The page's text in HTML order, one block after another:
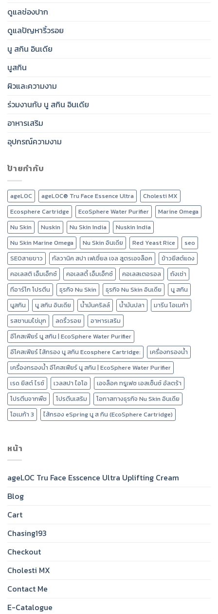
ดูแลช่องปาก
ดูแลปัญหาริ้วรอย
นู สกิน อินเดีย
นูสกิน
ผิวและความงาม
ร่วมงานกับ นู สกิน อินเดีย
อาหารเสริม
อุปกรณ์ความงาม
ป้ายกำกับ
ageLOC ageLOC® Tru Face Essence Ultra
Cholesti MX
Ecosphere Cartridge
EcoSphere Water Purifier
Marine Omega
Nu Skin
Nuskin Nu Skin India
Nuskin India
Nu Skin Marine Omega
Nu Skin อินเดีย Red Yeast Rice
seo
SEOสายขาว
กัลวานิค สปา เฟเชี่ยล เจล สูตรเอจล็อค
ข้าวยีสต์แดง
คอเลสติ เอ็มเอ็กซ์
คอเลสตี้ เอ็มเอ็กซ์ คอเลสเตอรอล
ถังเช่า
ทีอาร์โก โปรตีน
ธุรกิจ Nu Skin ธุรกิจ Nu Skin อินเดีย
นู สกิน
นูสกิน
นู สกิน อินเดีย น้ำมันคริลล์ น้ำมันปลา
มารีน โอเมก้า
รสชานมไข่มุก
ลดริ้วรอย
อาหารเสริม
อีโคสเฟียร์ นู สกิน | EcoSphere Water Purifier
อีโคสเฟียร์ ไส้กรอง นู สกิน Ecosphere Cartridge:
เครื่องกรองน้ำ
เครื่องกรองน้ำ อีโคสเฟียร์ นู สกิน | EcoSphere Water Purifier
เรด ยีสต์ ไรซ์
เวลสปา ไอโอ
เอจล็อค ทรูเฟซ เอสเซ็นซ์ อัลตร้า
โปรตีนจากพืช
โปรตีนเสริม
โอกาสทางธุรกิจ Nu Skin อินเดีย
โอเมก้า 3
ไส้กรอง eSpring นู ส กิน (EcoSphere Cartridge)
หน้า
ageLOC Tru Face Esscence Ultra Uplifting Cream
Blog
Cart
Chasing193
Checkout
Cholesti MX
Contact Me
E-Catalogue